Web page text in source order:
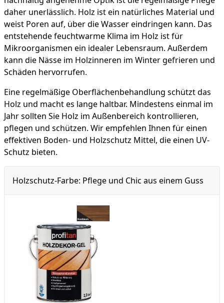
daher unerlässlich. Holz ist ein natürliches Material und
weist Poren auf, über die Wasser eindringen kann. Das
entstehende feuchtwarme Klima im Holz ist für
Mikroorganismen ein idealer Lebensraum. Außerdem
kann die Nässe im Holzinneren im Winter gefrieren und
Schäden hervorrufen.
Eine regelmäßige Oberflächenbehandlung schützt das
Holz und macht es lange haltbar. Mindestens einmal im
Jahr sollten Sie Holz im Außenbereich kontrollieren,
pflegen und schützen. Wir empfehlen Ihnen für einen
effektiven Boden- und Holzschutz Mittel, die einen UV-
Schutz bieten.
Holzschutz-Farbe: Pflege und Chic aus einem Guss